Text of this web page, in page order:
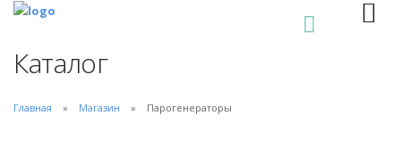
Каталог
Главная Магазин Парогенераторы